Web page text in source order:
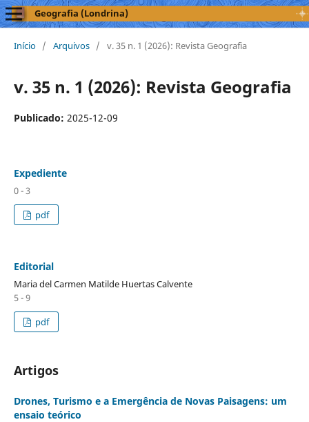
Geografia (Londrina)
Início / Arquivos / v. 35 n. 1 (2026): Revista Geografia
v. 35 n. 1 (2026): Revista Geografia
Publicado: 2025-12-09
Expediente
0 - 3
pdf
Editorial
Maria del Carmen Matilde Huertas Calvente
5 - 9
pdf
Artigos
Drones, Turismo e a Emergência de Novas Paisagens: um
ensaio teórico